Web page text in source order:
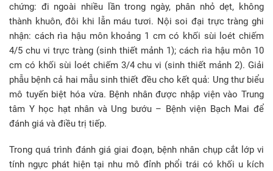
chứng: đi ngoài nhiều lần trong ngày, phân nhỏ dẹt, không
thành khuôn, đôi khi lẫn máu tươi. Nội soi đại trực tràng ghi
nhận: cách rìa hậu môn khoảng 1 cm có khối sùi loét chiếm
4/5 chu vi trực tràng (sinh thiết mảnh 1); cách rìa hậu môn 10
cm có khối sùi loét chiếm 3/4 chu vi (sinh thiết mảnh 2). Giải
phẫu bệnh cả hai mẫu sinh thiết đều cho kết quả: Ung thư biểu
mô tuyến biệt hóa vừa. Bệnh nhân được nhập viện vào Trung
tâm Y học hạt nhân và Ung bướu – Bệnh viện Bạch Mai để
đánh giá và điều trị tiếp.
Trong quá trình đánh giá giai đoạn, bệnh nhân chụp cắt lớp vi
tính ngực phát hiện tại nhu mô đỉnh phổi trái có khối u kích